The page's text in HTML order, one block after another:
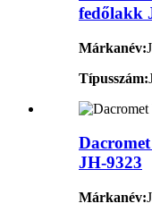
fedőlakk
Márkanév:
Típusszám:
JH-9323
Márkanév: